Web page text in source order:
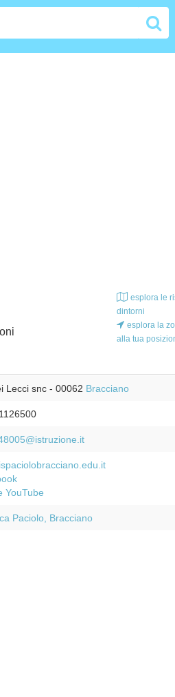
esplora le
dintorni
esplora la
alla tua
Lecci snc- 00062 Bracciano
YouTube
Paciolo, Bracciano